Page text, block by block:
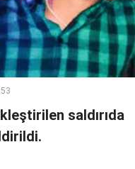
saldırıda